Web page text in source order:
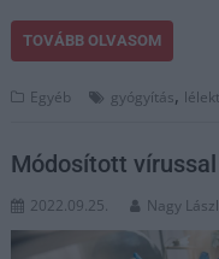
TOVÁBB OLVASOM
Egyéb gyógyítás,
Módosított
2022.09.25. Nagy